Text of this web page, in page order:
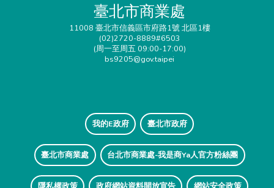
臺北市商業處
11008 臺北市信義區市府路1號 北區1樓
(02)2720-8889#6503
(周一至周五 09:00-17:00)
bs9205@gov.taipei
我的E政府 臺北市政府
臺北市商業處 台北市商業處-我是商Ya人官方粉絲團